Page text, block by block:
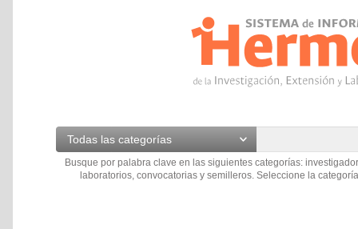
Todas las categorías
Busque por palabra clave en las siguientes categorías:
laboratorios, convocatorias y semilleros. Seleccione la